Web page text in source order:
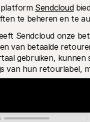
platform Sendcloud
te beheren en te
Sendcloud onze
van betaalde
gebruiken,
van hun retourlabel,